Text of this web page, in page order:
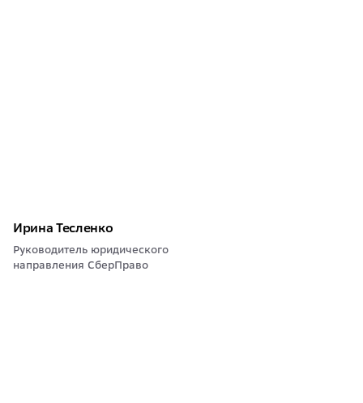
Ирина Тесленко
Руководитель юридического
направления СберПраво